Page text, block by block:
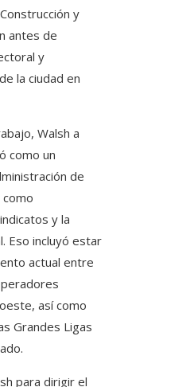
y
antes de
y
la ciudad en
Walsh a
como un
de
y la
Eso incluyó estar
actual entre
así como
Grandes Ligas
para dirigir el